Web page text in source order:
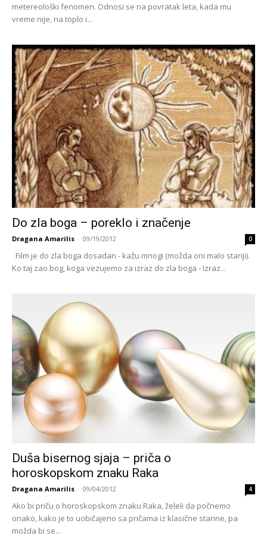
metereološki fenomen. Odnosi se na povratak leta, kada mu
vreme nije, na toplo i...
Do zla boga – poreklo i značenje
Dragana Amarilis - 09/19/2012 0
Film je do zla boga dosadan - kažu mnogi (možda oni malo stariji).
Ko taj zao bog, koga vezujemo za izraz do zla boga - Izraz...
Duša bisernog sjaja – priča o
horoskopskom znaku Raka
Dragana Amarilis - 09/04/2012 4
Ako bi priču o horoskopskom znaku Raka, želeli da počnemo
onako, kako je to uobičajeno sa pričama iz klasične starine, pa
možda bi se...